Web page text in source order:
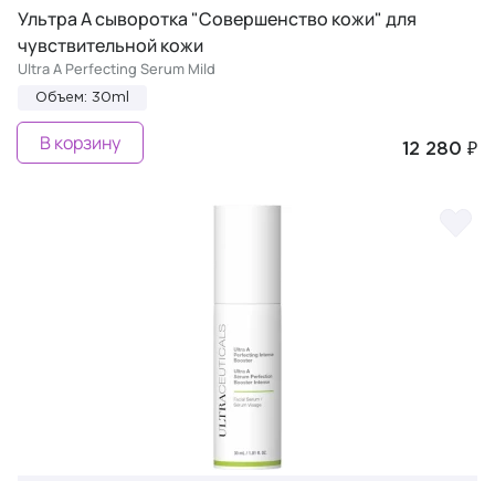
Ультра А сыворотка "Совершенство кожи" для
чувствительной кожи
Ultra A Perfecting Serum Mild
Объем: 30ml
12 280 ₽
В корзину